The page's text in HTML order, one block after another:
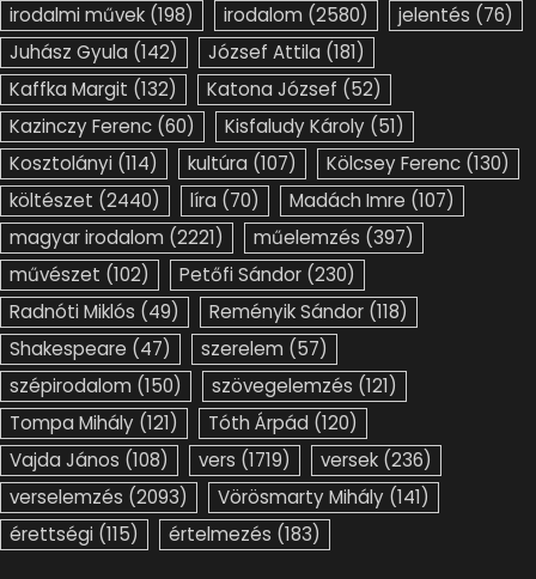
irodalmi művek (198) irodalom (2580) jelentés (76)
Juhász Gyula (142) József Attila (181)
Kaffka Margit (132) Katona József (52)
Kazinczy Ferenc (60) Kisfaludy Károly (51)
Kosztolányi (114) kultúra (107) Kölcsey Ferenc (130)
költészet (2440) líra (70) Madách Imre (107)
magyar irodalom (2221) műelemzés (397)
művészet (102) Petőfi Sándor (230)
Radnóti Miklós (49) Reményik Sándor (118)
Shakespeare (47) szerelem (57)
szépirodalom (150) szövegelemzés (121)
Tompa Mihály (121) Tóth Árpád (120)
Vajda János (108) vers (1719) versek (236)
verselemzés (2093) Vörösmarty Mihály (141)
érettségi (115) értelmezés (183)